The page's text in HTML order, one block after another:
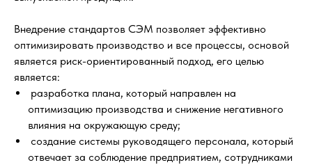
Внедрение стандартов СЭМ позволяет эффективно
оптимизировать производство и все процессы, основой
является риск-ориентированный подход, его целью
является:
разработка плана, который направлен на
оптимизацию производства и снижение негативного
влияния на окружающую среду;
создание системы руководящего персонала, который
отвечает за соблюдение предприятием, сотрудниками